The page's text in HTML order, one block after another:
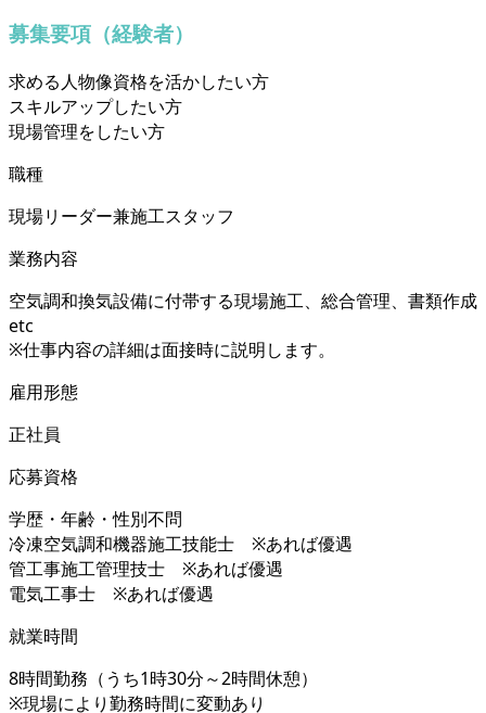
募集要項（経験者）
求める人物像資格を活かしたい方
スキルアップしたい方
現場管理をしたい方
職種
現場リーダー兼施工スタッフ
業務内容
空気調和換気設備に付帯する現場施工、総合管理、書類作成
etc
※仕事内容の詳細は面接時に説明します。
雇用形態
正社員
応募資格
学歴・年齢・性別不問
冷凍空気調和機器施工技能士 ※あれば優遇
管工事施工管理技士 ※あれば優遇
電気工事士 ※あれば優遇
就業時間
8時間勤務（うち1時30分～2時間休憩）
※現場により勤務時間に変動あり